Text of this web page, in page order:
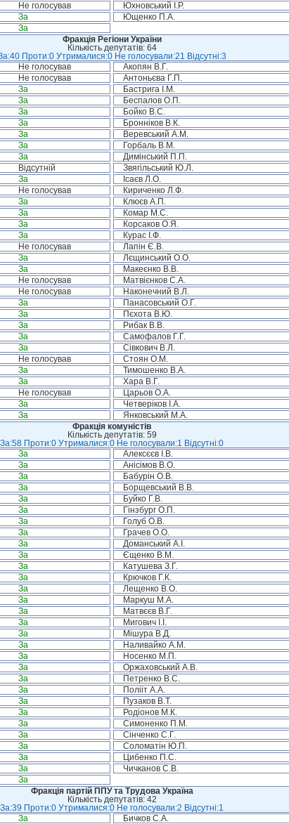
Не голосував Юхновський І.Р.
За Ющенко П.А.
За
Фракція Регіони України
Кількість депутатів: 64
Проти:0 Утрималися:0 Не голосували:21 Відсутні:3
Не голосував Акопян В.Г.
Не голосував Антоньєва Г.П.
За Бастрига І.М.
За Беспалов О.П.
За Бойко В.С.
За Бронніков В.К.
За Веревський А.М.
За Горбаль В.М.
За Димінський П.П.
Відсутній Звягільський Ю.Л.
За Ісаєв Л.О.
Не голосував Кириченко Л.Ф.
За Клюєв А.П.
За Комар М.С.
За Корсаков О.Я.
За Курас І.Ф.
Не голосував Лапін Є.В.
За Лєщинський О.О.
За Макеєнко В.В.
Не голосував Матвієнков С.А.
Не голосував Наконечний В.Л.
За Панасовський О.Г.
За Пєхота В.Ю.
За Рибак В.В.
За Самофалов Г.Г.
За Сівкович В.Л.
Не голосував Стоян О.М.
За Тимошенко В.А.
За Хара В.Г.
Не голосував Царьов О.А.
За Четверіков І.А.
За Янковський М.А.
Фракція комуністів
Кількість депутатів: 59
За:58 Проти:0 Утрималися:0 Не голосували:1 Відсутні:0
За Алексєєв І.В.
За Анісімов В.О.
За Бабурін О.В.
За Борщевський В.В.
За Буйко Г.В.
За Гінзбург О.П.
За Голуб О.В.
За Грачев О.О.
За Доманський А.І.
За Єщенко В.М.
За Катушева З.Г.
За Крючков Г.К.
За Лещенко В.О.
За Маркуш М.А.
За Матвєєв В.Г.
За Мигович І.І.
За Мішура В.Д.
За Наливайко А.М.
За Носенко М.П.
За Оржаховський А.В.
За Петренко В.С.
За Полііт А.А.
За Пузаков В.Т.
За Родіонов М.К.
За Симоненко П.М.
За Сінченко С.Г.
За Соломатін Ю.П.
За Цибенко П.С.
За Чичканов С.В.
За
Фракція партій ППУ та Трудова Україна
Кількість депутатів: 42
За:39 Проти:0 Утрималися:0 Не голосували:2 Відсутні:1
За Бичков С.А.